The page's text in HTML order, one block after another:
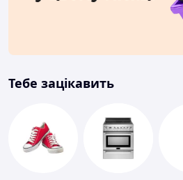
Тебе зацікавить